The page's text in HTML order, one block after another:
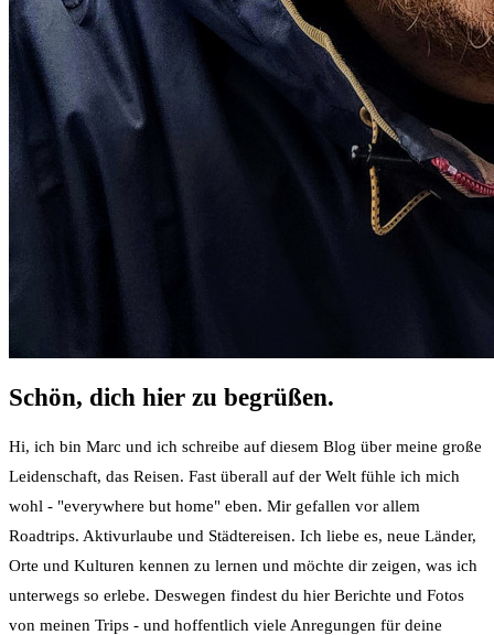
Schön, dich hier zu begrüßen.
Hi, ich bin Marc und ich schreibe auf diesem Blog über meine große
Leidenschaft, das Reisen. Fast überall auf der Welt fühle ich mich
wohl - "everywhere but home" eben. Mir gefallen vor allem
Roadtrips. Aktivurlaube und Städtereisen. Ich liebe es, neue Länder,
Orte und Kulturen kennen zu lernen und möchte dir zeigen, was ich
unterwegs so erlebe. Deswegen findest du hier Berichte und Fotos
von meinen Trips - und hoffentlich viele Anregungen für deine